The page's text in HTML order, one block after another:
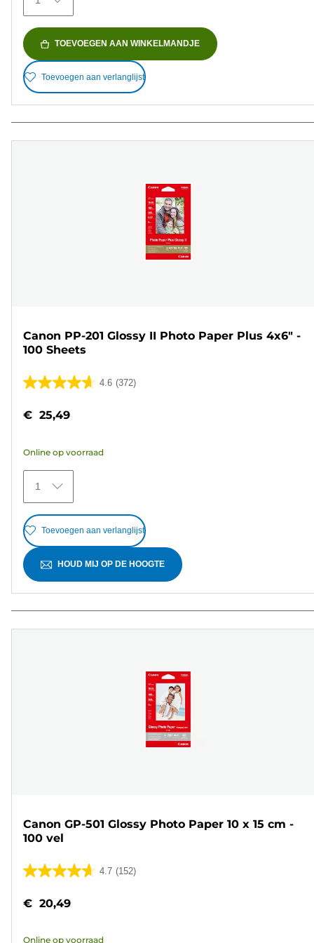
beoordelingen
TOEVOEGEN AAN WINKELMANDJE
Toevoegen aan verlanglijst
Canon PP-201 Glossy II Photo Paper Plus 4x6" -
100 Sheets
4.6 (372)
4.6
de
sterren.
372
beoordelingen
€ 25,49
Online op voorraad
1
Toevoegen aan verlanglijst
HOUD MIJ OP DE HOOGTE
Canon GP-501 Glossy Photo Paper 10 x 15 cm -
100 vel
4.7 (152)
4.7
de
€ 20,49
Online op voorraad